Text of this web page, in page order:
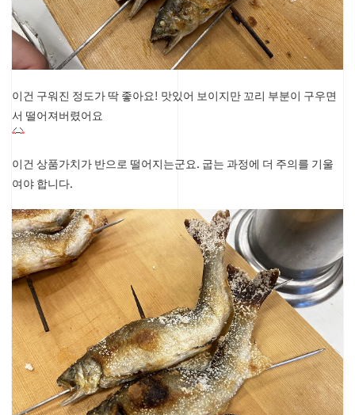
이건 구워진 정도가 딱 좋아요! 맛있어 보이지만 꼬리 부분이 구우면
서 떨어져버렸어요
이건 상품가치가 반으로 떨어지는군요. 굽는 과정에 더 주의를 기울
여야 합니다.